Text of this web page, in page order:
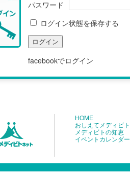
パスワード
ログイン状態を保存する
facebookでログイン
HOME
おしえてメディビト
メディビトの知恵
イベントカレンダー